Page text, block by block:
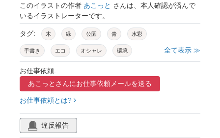
このイラストの作者 あこっと さんは、本人確認が済んで
いるイラストレーターです。
タグ: 木 緑 公園 青 水彩
手書き エコ オシャレ 環境
アイコン
模様 デザイン バリエーション 春
夏 素材 ナチュラル
新緑 絵の具
樹木 水彩画
全て表示 ≫
お仕事依頼:
あこっとさんにお仕事依頼メールを送る
お仕事依頼とは?
違反報告